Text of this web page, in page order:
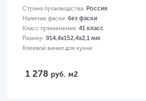
Страна производства: Россия
Наличие фаски: без фаски
Класс применения: 41 класс
Размер: 914,4х152,4х2,1 мм
Клеевой винил для кухни
1 278 руб. м2